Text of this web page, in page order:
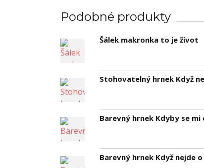
Podobné produkty
Šálek makronka to je život
Stohovatelný hrnek Když
Barevný hrnek Kdyby se
Barevný hrnek Když nejde